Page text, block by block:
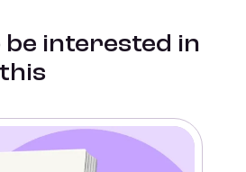
be interested in
this